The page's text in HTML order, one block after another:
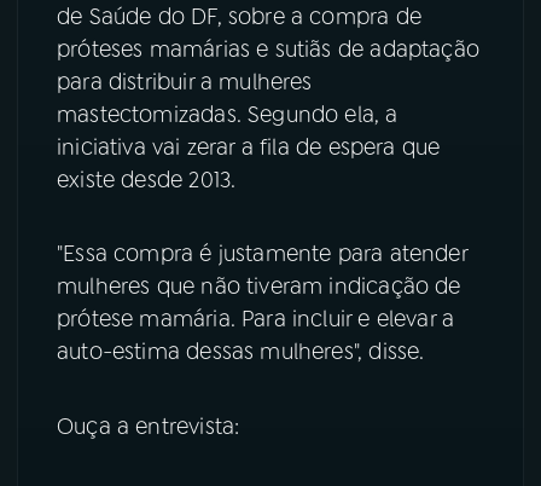
ACOMPANHE A RÁDIO NACIONAL
YouTube Facebook
Instagram X
de Saúde do DF, sobre a compra de
próteses mamárias e sutiãs de adaptação
para distribuir a mulheres
mastectomizadas. Segundo ela, a
iniciativa vai zerar a fila de espera que
existe desde 2013.
"Essa compra é justamente para atender
mulheres que não tiveram indicação de
prótese mamária. Para incluir e elevar a
auto-estima dessas mulheres", disse.
Ouça a entrevista: